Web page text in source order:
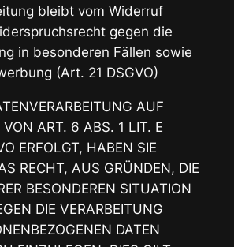
bleibt vom Widerruf
gegen die
in besonderen Fällen sowie
(Art. 21 DSGVO)
AUF
ART. 6 ABS. 1 LIT. E
ERFOLGT, HABEN SIE
RECHT, AUS GRÜNDEN, DIE
BESONDEREN SITUATION
DIE VERARBEITUNG
DATEN